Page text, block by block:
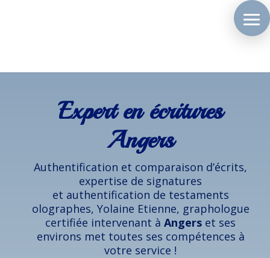
Expert en écritures
Angers
Authentification et comparaison d’écrits,
expertise de signatures
et authentification de testaments
olographes, Yolaine Etienne, graphologue
certifiée intervenant à Angers et ses
environs met toutes ses compétences à
votre service !